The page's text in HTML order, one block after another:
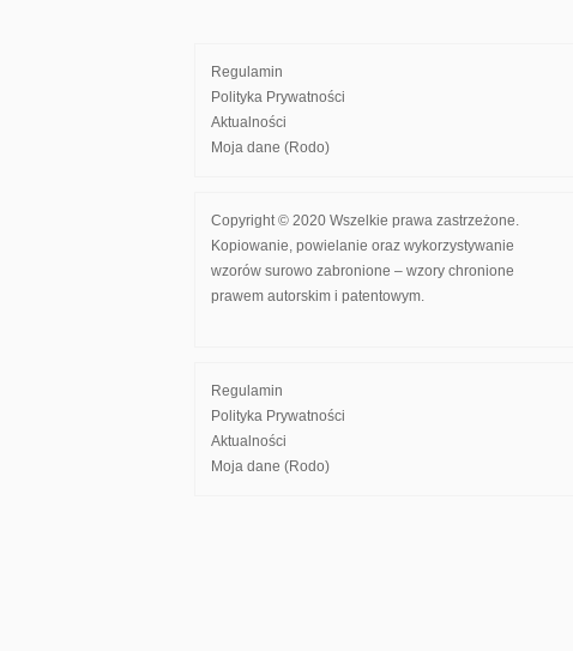
Regulamin
Polityka Prywatności
Aktualności
Moja dane (Rodo)
Copyright © 2020 Wszelkie prawa zastrzeżone.
Kopiowanie, powielanie oraz wykorzystywanie
wzorów surowo zabronione – wzory chronione
prawem autorskim i patentowym.
Regulamin
Polityka Prywatności
Aktualności
Moja dane (Rodo)